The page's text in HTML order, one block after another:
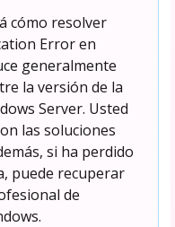
cómo resolver
Error en
generalmente
la versión de la
Server. Usted
las soluciones
si ha perdido
puede recuperar
de